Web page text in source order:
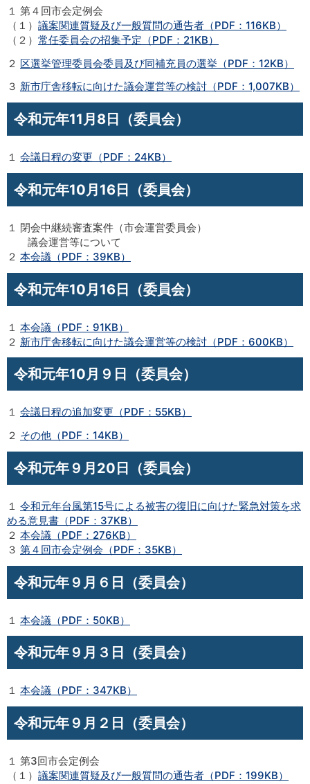
１ 第４回市会定例会
（１） 議案関連質疑及び一般質問の通告者（PDF：116KB）
（２） 常任委員会の招集予定（PDF：21KB）
２ 区選挙管理委員会委員及び同補充員の選挙（PDF：12KB）
３ 新市庁舎移転に向けた議会運営等の検討（PDF：1,007KB）
令和元年11月8日（委員会）
１ 会議日程の変更（PDF：24KB）
令和元年10月16日（委員会）
１ 閉会中継続審査案件（市会運営委員会）
議会運営等について
２ 本会議（PDF：39KB）
令和元年10月16日（委員会）
１ 本会議（PDF：91KB）
２ 新市庁舎移転に向けた議会運営等の検討（PDF：600KB）
令和元年10月９日（委員会）
１ 会議日程の追加変更（PDF：55KB）
２ その他（PDF：14KB）
令和元年９月20日（委員会）
１ 令和元年台風第15号による被害の復旧に向けた緊急対策を求
める意見書（PDF：37KB）
２ 本会議（PDF：276KB）
３ 第４回市会定例会（PDF：35KB）
令和元年９月６日（委員会）
１ 本会議（PDF：50KB）
令和元年９月３日（委員会）
１ 本会議（PDF：347KB）
令和元年９月２日（委員会）
１ 第3回市会定例会
（１） 議案関連質疑及び一般質問の通告者（PDF：199KB）